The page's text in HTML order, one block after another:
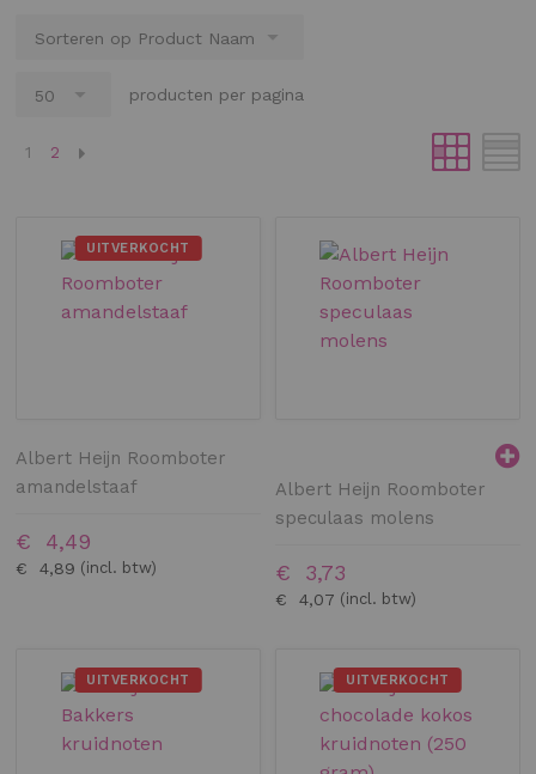
producten per pagina
U lees momenteel pagina
1 Pagina
2
UITVERKOCHT
Albert Heijn Roomboter
amandelstaaf
€ 4,89
€ 4,49
Albert Heijn Roomboter
speculaas molens
€ 4,07
€ 3,73
UITVERKOCHT UITVERKOCHT